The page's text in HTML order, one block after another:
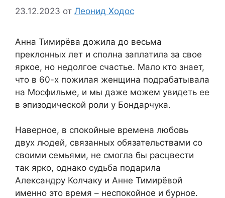
23.12.2023 от Леонид Ходос
Анна Тимирёва дожила до весьма
преклонных лет и сполна заплатила за свое
яркое, но недолгое счастье. Мало кто знает,
что в 60-х пожилая женщина подрабатывала
на Мосфильме, и мы даже можем увидеть ее
в эпизодической роли у Бондарчука.
Наверное, в спокойные времена любовь
двух людей, связанных обязательствами со
своими семьями, не смогла бы расцвести
так ярко, однако судьба подарила
Александру Колчаку и Анне Тимирёвой
именно это время – неспокойное и бурное.